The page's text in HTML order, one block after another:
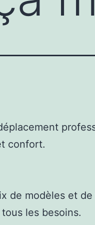
confort.
de modèles et
les besoins.